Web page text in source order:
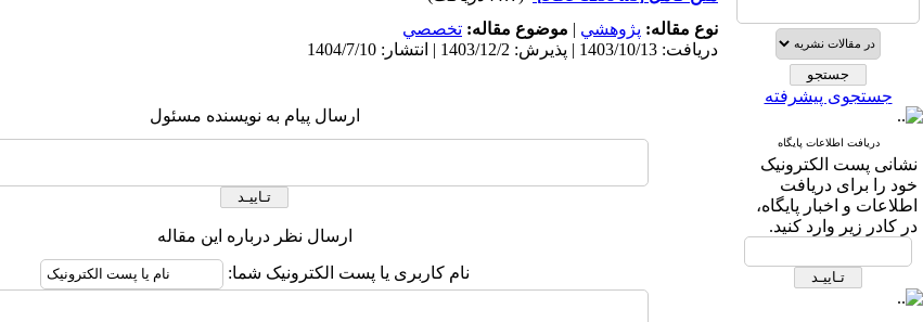
سیویلیکا
پایگاه استنادی علوم جهان
اسلام (ISC)
مگ ایران
جستجوی پیشرفته
دریافت اطلاعات پایگاه
نشانی پست الکترونیک
خود را برای دریافت
اطلاعات و اخبار پایگاه،
در کادر زیر وارد کنید.
نوع مقاله: پژوهشي | موضوع مقاله: تخصصي
دریافت: 1403/10/13 | پذیرش: 1403/12/2 | انتشار: 1404/7/10
ارسال پیام به نویسنده مسئول
ارسال نظر درباره این مقاله
نام کاربری یا پست الکترونیک شما: